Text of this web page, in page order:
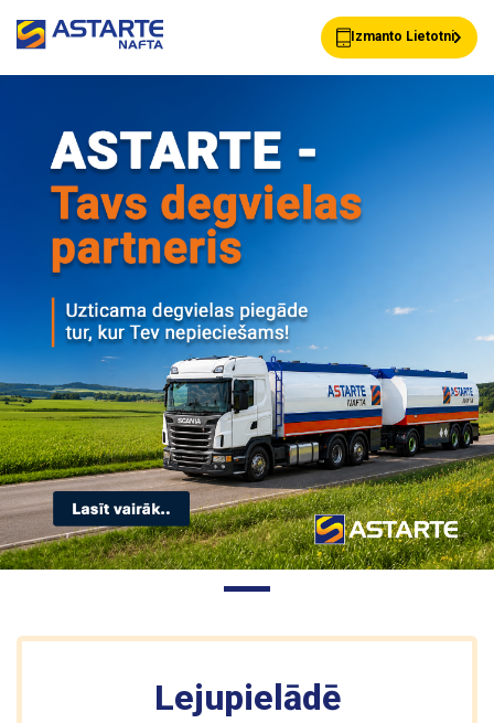
Izmanto Lietotni
Akcijas
Uzpildes stacijas
Pakalpojumi Astarte Bizness
Vairumtirdzniecība Par ASTARTE
Kontakti
Lejupielādē